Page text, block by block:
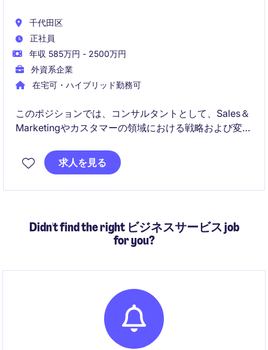
千代田区
正社員
年収 585万円 - 2500万円
外資系企業
在宅可・ハイブリッド勤務可
このポジションでは、コンサルタントとして、Sales＆
Marketingやカスタマーの領域における戦略および変革
のビジネス目標達成に貢献する役割を担います。プロ
フェッショナルサービス業界での経験を活かし、クラ
求人を見る
Didn't find the right ビジネスサービス job
for you?